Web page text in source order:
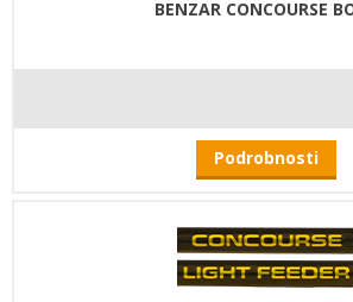
BENZAR CONCOURSE
Podrobnosti